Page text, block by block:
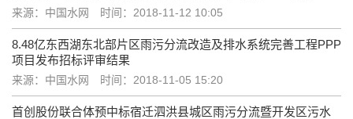
来源：中国水网 时间：2018-11-12 10:05
8.48亿东西湖东北部片区雨污分流改造及排水系统完善工程PPP
项目发布招标评审结果
来源：中国水网 时间：2018-11-05 15:20
首创股份联合体预中标宿迁泗洪县城区雨污分流暨开发区污水